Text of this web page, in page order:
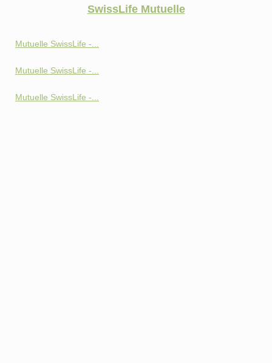
SwissLife Mutuelle
Mutuelle SwissLife -...
Mutuelle SwissLife -...
Mutuelle SwissLife -...